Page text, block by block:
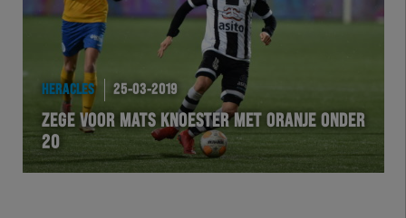
HERACLES 25-03-2019
ZEGE VOOR MATS KNOESTER MET ORANJE ONDER
20